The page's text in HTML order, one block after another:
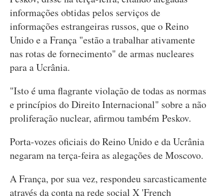
informações obtidas pelos serviços de
informações estrangeiras russos, que o Reino
Unido e a França "estão a trabalhar ativamente
nas rotas de fornecimento" de armas nucleares
para a Ucrânia.
"Isto é uma flagrante violação de todas as normas
e princípios do Direito Internacional" sobre a não
proliferação nuclear, afirmou também Peskov.
Porta-vozes oficiais do Reino Unido e da Ucrânia
negaram na terça-feira as alegações de Moscovo.
A França, por sua vez, respondeu sarcasticamente
através da conta na rede social X 'French